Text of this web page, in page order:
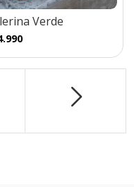
Verde